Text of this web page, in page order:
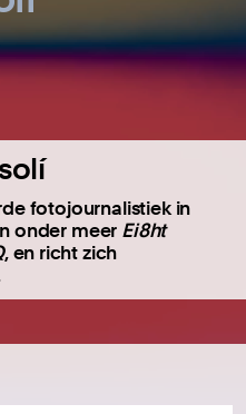
fotojournalistiek in
onder meer Ei8ht
, en richt zich